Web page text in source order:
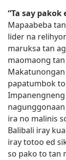
“Ta say
Mapaabeba
lider na
maruksa tan
maomaong
papatumbok
ira no malinis
Balibali iray
iray totoo ed
so pako to tan